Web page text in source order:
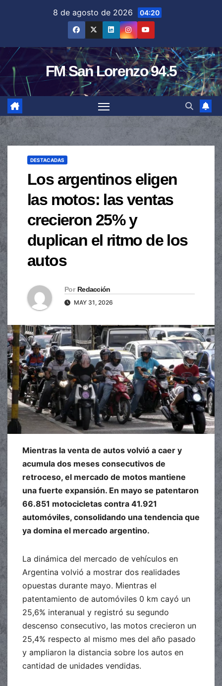
8 de agosto de 2026 04:20
FM San Lorenzo 94.5
DESTACADAS
Los argentinos eligen
las motos: las ventas
crecieron 25% y
duplican el ritmo de los
autos
Por Redacción
MAY 31, 2026
Mientras la venta de autos volvió a caer y
acumula dos meses consecutivos de
retroceso, el mercado de motos mantiene
una fuerte expansión. En mayo se patentaron
66.851 motocicletas contra 41.921
automóviles, consolidando una tendencia que
ya domina el mercado argentino.
La dinámica del mercado de vehículos en
Argentina volvió a mostrar dos realidades
opuestas durante mayo. Mientras el
patentamiento de automóviles 0 km cayó un
25,6% interanual y registró su segundo
descenso consecutivo, las motos crecieron un
25,4% respecto al mismo mes del año pasado
y ampliaron la distancia sobre los autos en
cantidad de unidades vendidas.